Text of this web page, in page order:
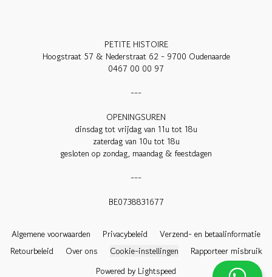
PETITE HISTOIRE
Hoogstraat 57 & Nederstraat 62 - 9700 Oudenaarde
0467 00 00 97
---
OPENINGSUREN
dinsdag tot vrijdag van 11u tot 18u
zaterdag van 10u tot 18u
gesloten op zondag, maandag & feestdagen
---
BE0738831677
Algemene voorwaarden Privacybeleid
Verzend- en betaalinformatie
Retourbeleid
Over ons Cookie-instellingen
Rapporteer misbruik
Powered by Lightspeed